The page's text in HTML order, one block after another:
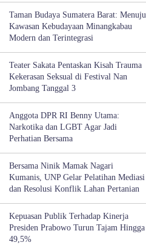
Taman Budaya Sumatera Barat: Menuju
Kawasan Kebudayaan Minangkabau
Modern dan Terintegrasi
Teater Sakata Pentaskan Kisah Trauma
Kekerasan Seksual di Festival Nan
Jombang Tanggal 3
Anggota DPR RI Benny Utama:
Narkotika dan LGBT Agar Jadi
Perhatian Bersama
Bersama Ninik Mamak Nagari
Kumanis, UNP Gelar Pelatihan Mediasi
dan Resolusi Konflik Lahan Pertanian
Kepuasan Publik Terhadap Kinerja
Presiden Prabowo Turun Tajam Hingga
49,5%